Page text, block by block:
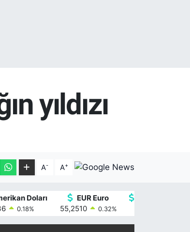
yıldızı
A- A+
Doları
0.18%
EUR Euro
55,2510
0.32%